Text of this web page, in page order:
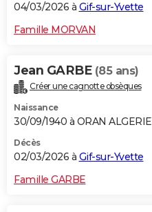
04/03/2026 à Gif-sur-Yvette
Famille MORVAN
Jean GARBE (85 ans)
Créer une cagnotte obsèques
Naissance
30/09/1940 à ORAN ALGERIE
Décès
02/03/2026 à Gif-sur-Yvette
Famille GARBE